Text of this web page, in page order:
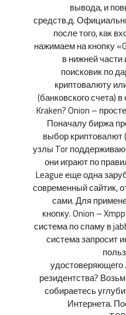
вывода, и
средств.д.
после того, как
нажимаем на кнопку
в нижней
поисковик по
криптовалюту
(банковского счета)
Kraken? Onion –
Поначалу биржа
выбор криптовалют
узлы Tor
они играют по
League еще одна
современный сайтик,
сами. Для
кнопку. Onion –
система по спаму в
система запросит
резидентства?
собираетесь
Интернета.